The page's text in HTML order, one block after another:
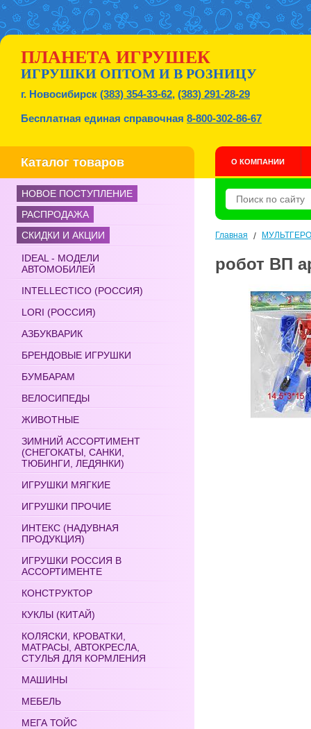
ПЛАНЕТА ИГРУШЕК
ИГРУШКИ ОПТОМ И В РОЗНИЦУ
г. Новосибирск (383) 354-33-62, (383) 291-28-29
Бесплатная единая справочная 8-800-302-86-67
Каталог товаров О КОМПАНИИ
НОВОЕ ПОСТУПЛЕНИЕ
РАСПРОДАЖА
СКИДКИ И АКЦИИ
IDEAL - МОДЕЛИ
АВТОМОБИЛЕЙ
INTELLECTICO (РОССИЯ)
LORI (РОССИЯ)
АЗБУКВАРИК
БРЕНДОВЫЕ ИГРУШКИ
БУМБАРАМ
ВЕЛОСИПЕДЫ
ЖИВОТНЫЕ
ЗИМНИЙ АССОРТИМЕНТ
(СНЕГОКАТЫ, САНКИ,
ТЮБИНГИ, ЛЕДЯНКИ)
ИГРУШКИ МЯГКИЕ
ИГРУШКИ ПРОЧИЕ
ИНТЕКС (НАДУВНАЯ
ПРОДУКЦИЯ)
ИГРУШКИ РОССИЯ В
АССОРТИМЕНТЕ
КОНСТРУКТОР
КУКЛЫ (КИТАЙ)
КОЛЯСКИ, КРОВАТКИ,
МАТРАСЫ, АВТОКРЕСЛА,
СТУЛЬЯ ДЛЯ КОРМЛЕНИЯ
МАШИНЫ
МЕБЕЛЬ
МЕГА ТОЙС
Главная /
робот ВП